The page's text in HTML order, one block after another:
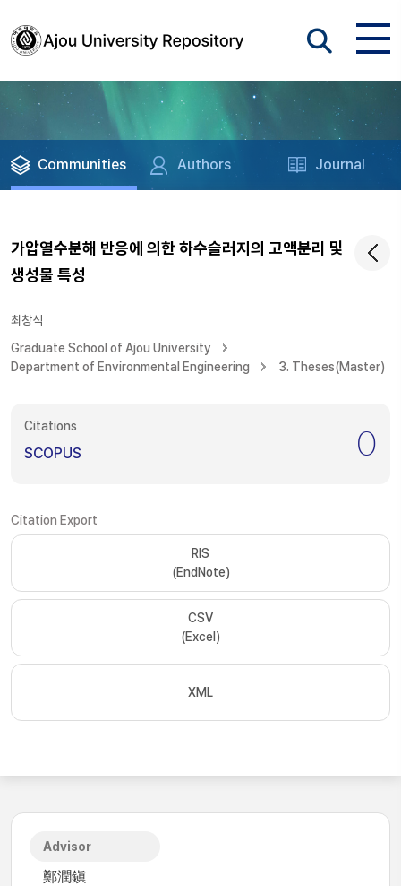
Communities Authors Journal
가압열수분해 반응에 의한 하수슬러지의 고액분리 및
생성물 특성
최창식
Graduate School of Ajou University
Department of Environmental Engineering
3. Theses(Master)
Citations
SCOPUS 0
Citation Export
RIS
(EndNote)
CSV
(Excel)
XML
Advisor
鄭潤鎭